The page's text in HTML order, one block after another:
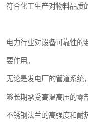
符合化工生产对物料品质
电力行业对设备可靠性的
要作用。
无论是发电厂的管道系统
够长期承受高温高压的零
不锈钢法兰的高强度和耐